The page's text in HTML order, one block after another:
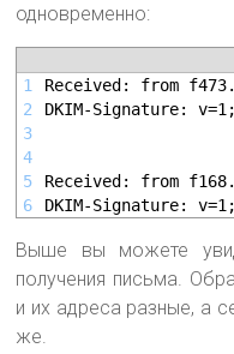
одновременно:
1
2
3
4
5
6
Received: from
DKIM-Signature:
Received: from
DKIM-Signature:
Выше вы можете
получения письма.
и их адреса разные, а
же.